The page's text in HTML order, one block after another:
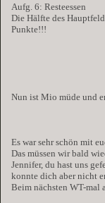
Aufg. 6: Resteessen
Die Hälfte des
Punkte!!!
Nun ist Mio müde und
Es war sehr schön mit
Das müssen wir bald
Jennifer, du hast uns
konnte dich aber nicht
Beim nächsten WT-mal